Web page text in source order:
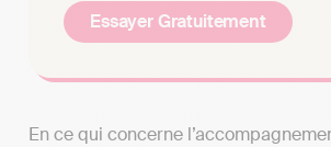
Essayer Gratuitement
En ce qui concerne